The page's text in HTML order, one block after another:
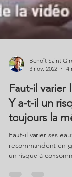
Benoît Saint
3 nov. 2022
Faut-il varier
Y a-t-il un
toujours la
Faut-il varier ses